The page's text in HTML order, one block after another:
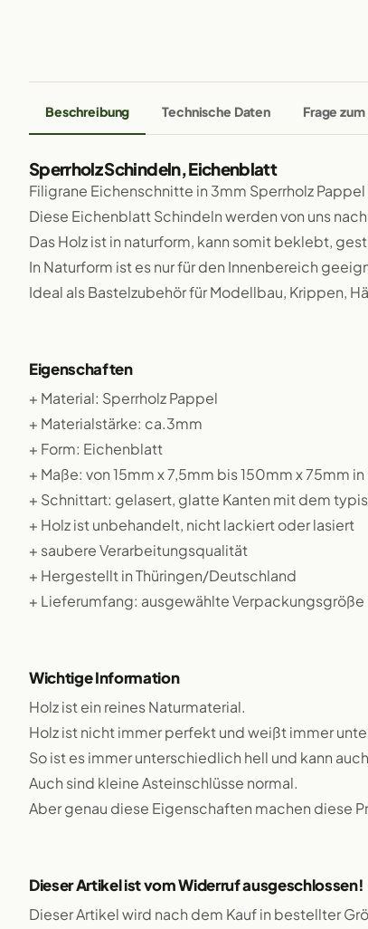
Beschreibung Technische Daten Frage
Sperrholz Schindeln, Eichenblatt
Filigrane Eichenschnitte in 3mm Sperrholz Pappel
Diese Eichenblatt Schindeln werden von uns
Das Holz ist in naturform, kann somit beklebt,
In Naturform ist es nur für den Innenbereich
Ideal als Bastelzubehör für Modellbau, Krippen,
Eigenschaften
+ Material: Sperrholz Pappel
+ Materialstärke: ca.3mm
+ Form: Eichenblatt
+ Maße: von 15mm x 7,5mm bis 150mm x 75mm
+ Schnittart: gelasert, glatte Kanten mit dem
+ Holz ist unbehandelt, nicht lackiert oder lasiert
+ saubere Verarbeitungsqualität
+ Hergestellt in Thüringen/Deutschland
+ Lieferumfang: ausgewählte Verpackungsgröße
Wichtige Information
Holz ist ein reines Naturmaterial.
Holz ist nicht immer perfekt und weißt immer
So ist es immer unterschiedlich hell und kann
Auch sind kleine Asteinschlüsse normal.
Aber genau diese Eigenschaften machen diese
Dieser Artikel ist vom Widerruf ausgeschlossen!
Dieser Artikel wird nach dem Kauf in bestellter